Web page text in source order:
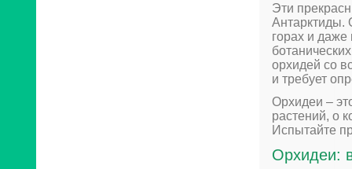
Эти
Антарктиды.
горах и даже
орхидей со
и требует
Орхидеи –
растений, о
Испытайте
Орхидеи: